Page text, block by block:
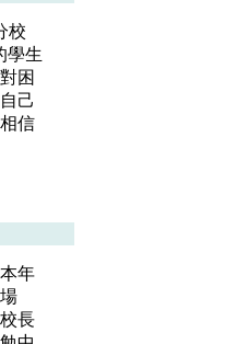
校
學生
困
己
信
年
長